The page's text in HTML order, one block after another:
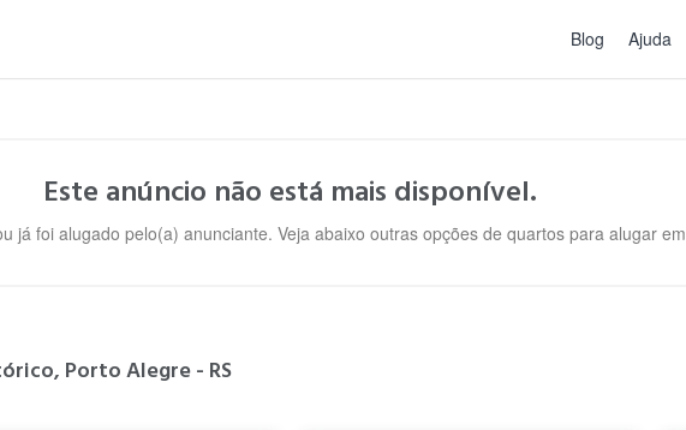
Blog Ajuda
Este anúncio não está mais disponível.
já foi alugado pelo(a) anunciante. Veja abaixo outras opções de quartos para alugar em
Porto Alegre - RS